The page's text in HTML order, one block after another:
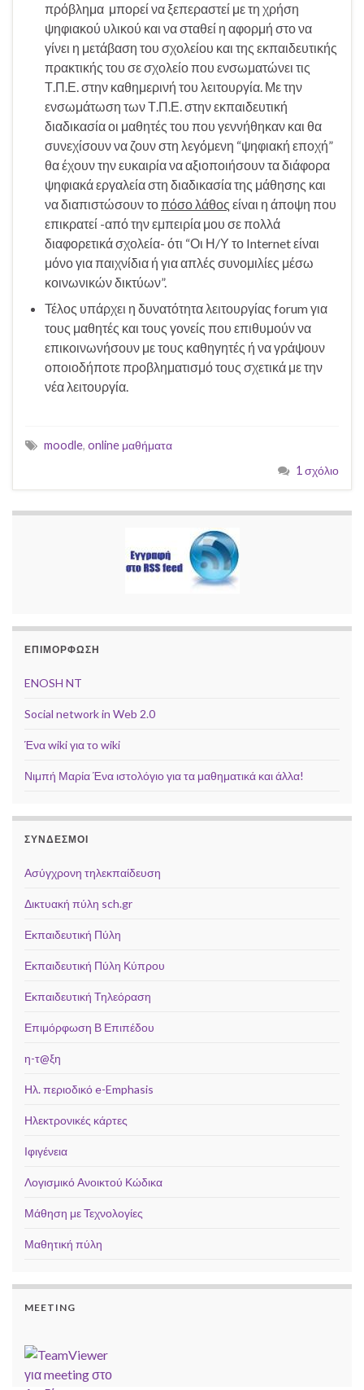
πρόβλημα μπορεί να ξεπεραστεί με τη χρήση
ψηφιακού υλικού και να σταθεί η αφορμή στο να
γίνει η μετάβαση του σχολείου και της εκπαιδευτικής
πρακτικής του σε σχολείο που ενσωματώνει τις
Τ.Π.Ε. στην καθημερινή του λειτουργία. Με την
ενσωμάτωση των Τ.Π.Ε. στην εκπαιδευτική
διαδικασία οι μαθητές του που γεννήθηκαν και θα
συνεχίσουν να ζουν στη λεγόμενη “ψηφιακή εποχή”
θα έχουν την ευκαιρία να αξιοποιήσουν τα διάφορα
ψηφιακά εργαλεία στη διαδικασία της μάθησης και
να διαπιστώσουν τοπόσο λάθος είναι η άποψη που
επικρατεί -από την εμπειρία μου σε πολλά
διαφορετικά σχολεία- ότι “Οι Η/Υ το Internet είναι
μόνο για παιχνίδια ή για απλές συνομιλίες μέσω
κοινωνικών δικτύων”.
Τέλος υπάρχει η δυνατότητα λειτουργίας forum για
τους μαθητές και τους γονείς που επιθυμούν να
επικοινωνήσουν με τους καθηγητές ή να γράψουν
οποιοδήποτε προβληματισμό τους σχετικά με την
νέα λειτουργία.
moodle, online μαθήματα
1 σχόλιο
ΕΠΙΜΟΡΦΩΣΗ
ENOSH NT
Social network in Web 2.0
Ένα wiki για το wiki
Νιμπή Μαρία Ένα ιστολόγιο για τα μαθηματικά και άλλα!
ΣΥΝΔΕΣΜΟΙ
Ασύγχρονη τηλεκπαίδευση
Δικτυακή πύλη sch.gr
Εκπαιδευτική Πύλη
Εκπαιδευτική Πύλη Κύπρου
Εκπαιδευτική Τηλεόραση
Επιμόρφωση Β Επιπέδου
η-τ@ξη
Ηλ. περιοδικό e-Emphasis
Ηλεκτρονικές κάρτες
Ιφιγένεια
Λογισμικό Ανοικτού Κώδικα
Μάθηση με Τεχνολογίες
Μαθητική πύλη
MEETING